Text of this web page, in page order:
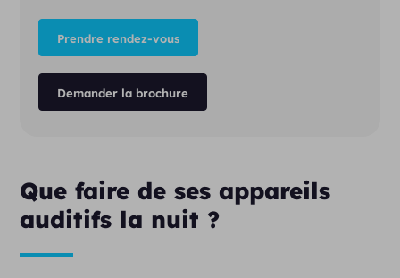
Prendre rendez-vous
Demander la brochure
Que faire de ses appareils
auditifs la nuit ?